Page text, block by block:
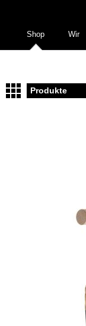
Shop Wir
Produkte